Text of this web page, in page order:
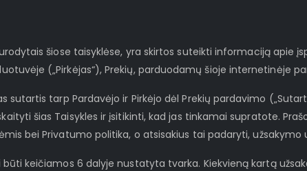
šiose taisyklėse, yra skirtos suteikti informaciją apie
(„Pirkėjas“), Prekių, parduodamų šioje internetinėje
sutartis tarp Pardavėjo ir Pirkėjo dėl Prekių pardavimo
šias Taisykles ir įsitikinti, kad jas tinkamai supratote.
bei Privatumo politika, o atsisakius tai padaryti,
keičiamos 6 dalyje nustatyta tvarka. Kiekvieną kartą